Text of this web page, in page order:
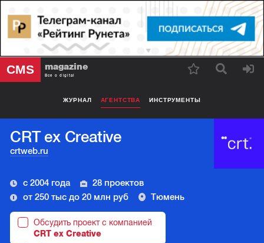
CMS magazine
Все о digital
ЖУРНАЛ АГЕНТСТВА ИНСТРУМЕНТЫ
CRT ex Creative
crtweb.ru
с 2004 года
28 проектов
от 250 тыс до 20 млн руб
Тюмень
Обсудить проект с компанией
CRT ex Creative